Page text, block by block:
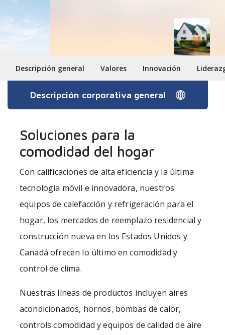
Descripción general Valores Innovación
Descripción corporativa general
Soluciones para la
comodidad del hogar
Con calificaciones de alta eficiencia y la última
tecnología móvil e innovadora, nuestros
equipos de calefacción y refrigeración para el
hogar, los mercados de reemplazo residencial y
construcción nueva en los Estados Unidos y
Canadá ofrecen lo último en comodidad y
control de clima.
Nuestras líneas de productos incluyen aires
acondicionados, hornos, bombas de calor,
controls comodidad y equipos de calidad de aire